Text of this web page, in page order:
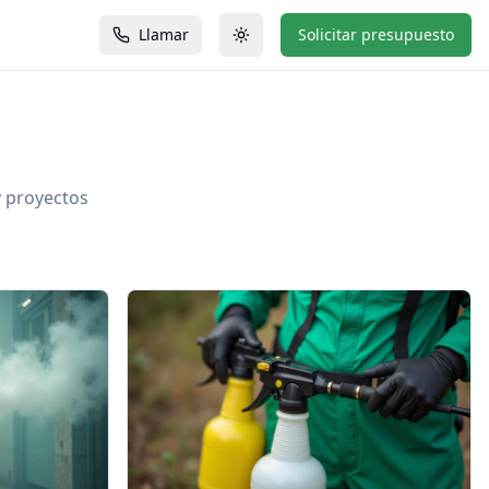
Llamar Solicitar presupuesto
proyectos